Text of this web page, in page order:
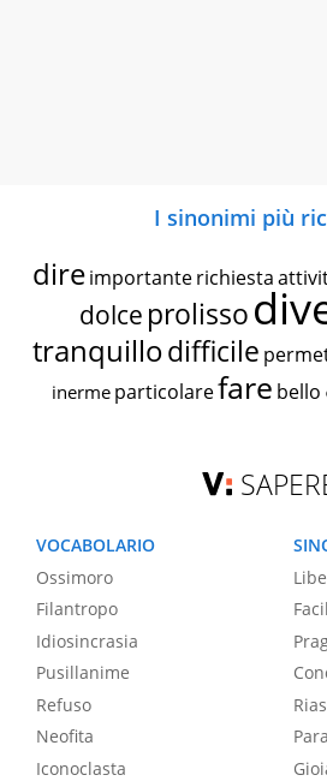
I sinonimi più
dire importante richiesta
dolce prolisso
tranquillodifficile
inerme particolarefare bello
VOCABOLARIO
Ossimoro
Filantropo
Idiosincrasia
Pusillanime
Refuso
Neofita
Iconoclasta